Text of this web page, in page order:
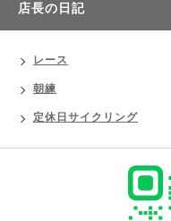
店長の日記
レース
朝練
定休日サイクリング